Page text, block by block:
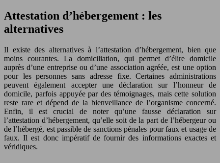
Attestation d’hébergement : les
alternatives
Il existe des alternatives à l’attestation d’hébergement, bien que
moins courantes. La domiciliation, qui permet d’élire domicile
auprès d’une entreprise ou d’une association agréée, est une option
pour les personnes sans adresse fixe. Certaines administrations
peuvent également accepter une déclaration sur l’honneur de
domicile, parfois appuyée par des témoignages, mais cette solution
reste rare et dépend de la bienveillance de l’organisme concerné.
Enfin, il est crucial de noter qu’une fausse déclaration sur
l’attestation d’hébergement, qu’elle soit de la part de l’hébergeur ou
de l’hébergé, est passible de sanctions pénales pour faux et usage de
faux. Il est donc impératif de fournir des informations exactes et
véridiques.